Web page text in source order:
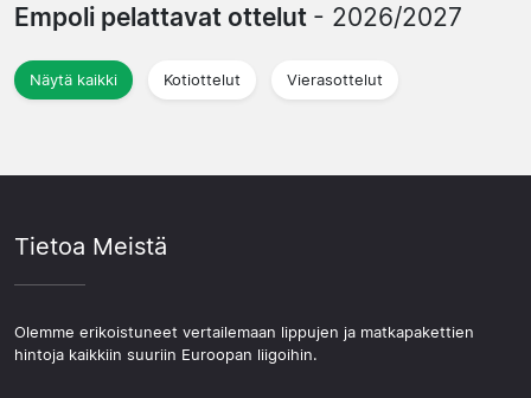
Empoli pelattavat ottelut - 2026/2027
Näytä kaikki Kotiottelut Vierasottelut
Tietoa Meistä
Olemme erikoistuneet vertailemaan lippujen ja matkapakettien
hintoja kaikkiin suuriin Euroopan liigoihin.